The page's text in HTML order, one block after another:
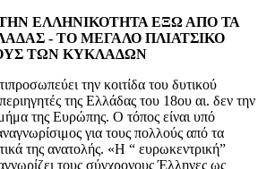
ΕΛΛΗΝΙΚΟΤΗΤΑ ΕΞΩ ΑΠΟ ΤΑ
- ΤΟ ΜΕΓΑΛΟ ΠΛΙΑΤΣΙΚΟ
ΤΩΝ ΚΥΚΛΑΔΩΝ
την κοιτίδα του δυτικού
της Ελλάδας του 18ου αι. δεν την
της Ευρώπης. Ο τόπος είναι υπό
για τους πολλούς από τα
της ανατολής. «Η “ ευρωκεντρική”
τους σύγχρονους Έλληνες ως